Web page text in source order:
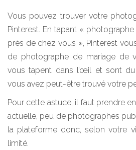
Vous pouvez trouver votre
Pinterest. En tapant «
près de chez vous », Pinterest
de photographe de mariage de
vous tapent dans l’œil et sont
vous avez peut-être trouvé votre
Pour cette astuce, il faut prendre
actuelle, peu de photographes
la plateforme donc, selon votre
limité.